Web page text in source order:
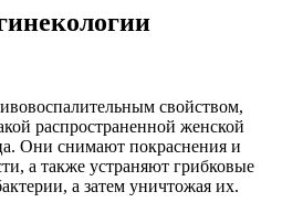
свойством,
распространенной женской
Они снимают покраснения и
а также устраняют грибковые
а затем уничтожая их.